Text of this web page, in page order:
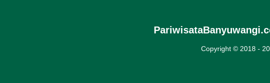
Copyright © 2018 -